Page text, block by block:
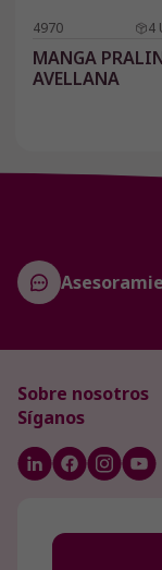
4970 4
MANGA
AVELLANA
Sobre nosotros
Síganos